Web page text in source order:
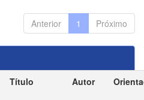
Anterior 1 Próximo
Título Autor